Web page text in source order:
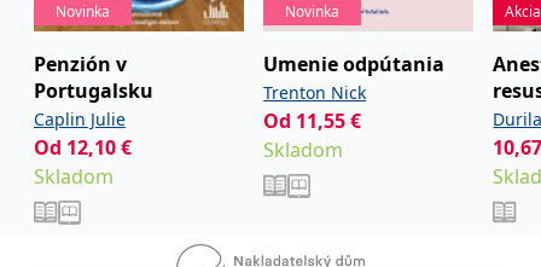
Novinka
Penzión v
Portugalsku
Caplin Julie
Od 12,10€
Skladom
Novinka
Umenie odpútania
Trenton Nick
Od 11,55€
Skladom
pro
Jan,